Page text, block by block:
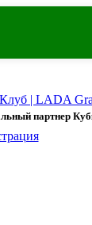
| LADA
партнер